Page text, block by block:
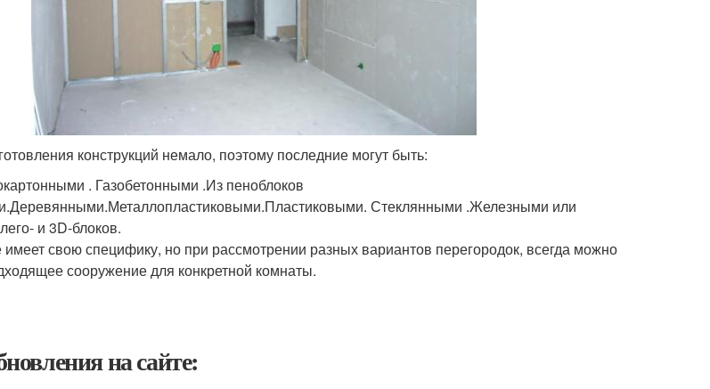
конструкций немало, поэтому последние могут быть:
. Газобетонными .Из пеноблоков
Стеклянными .Железными или
и 3D-блоков.
свою специфику, но при рассмотрении разных вариантов перегородок, всегда можно
сооружение для конкретной комнаты.
на сайте: